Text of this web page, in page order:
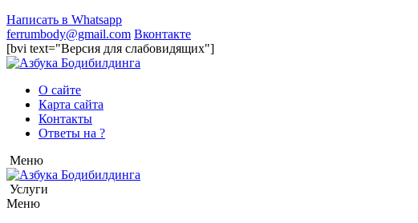
Написать в Whatsapp
ferrumbody@gmail.com Вконтакте
[bvi text="Версия для слабовидящих"]
О сайте
Карта сайта
Контакты
Ответы на ?
Меню
Услуги
Меню